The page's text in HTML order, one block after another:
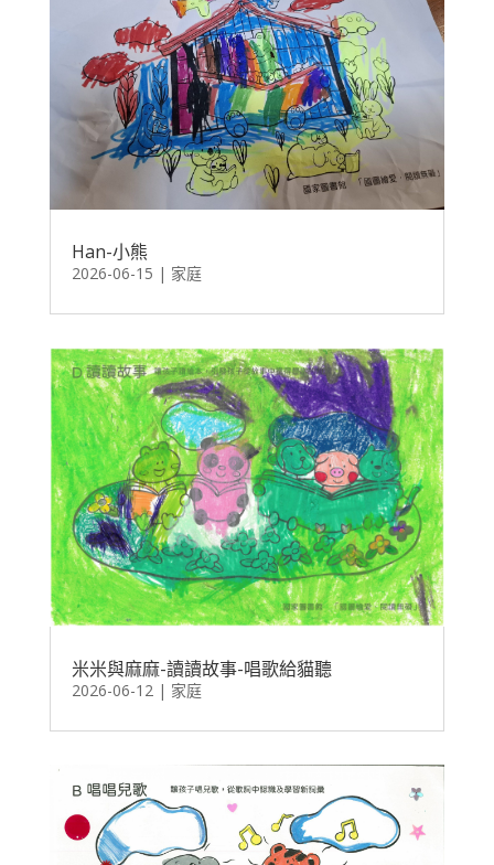
Han-小熊
2026-06-15 | 家庭
米米與麻麻-讀讀故事-唱歌給貓聽
2026-06-12| 家庭